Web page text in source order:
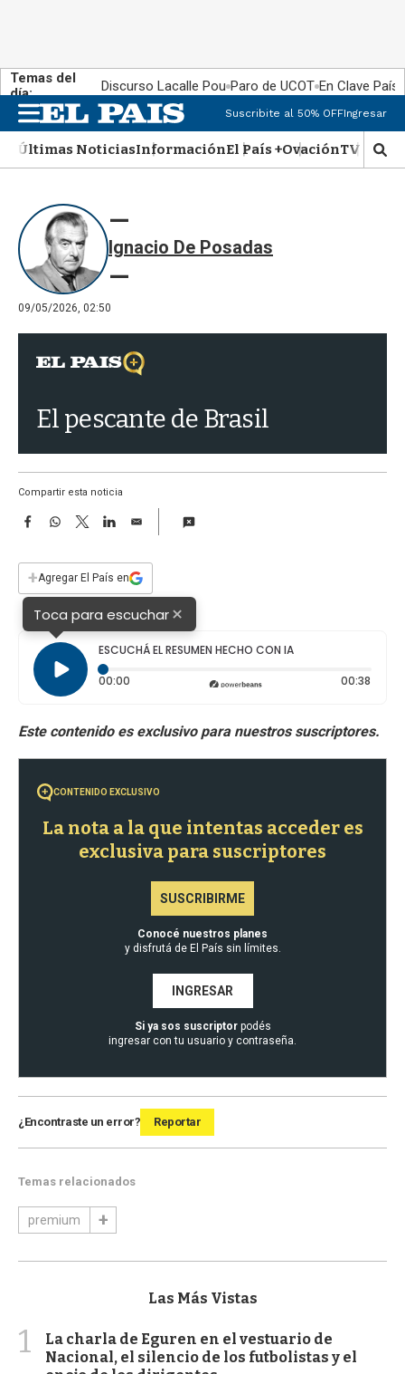
Temas del
día:
Discurso Lacalle Pou Paro de UCOT En Clave País
n
u
Suscribite al 50% OFFIngresar
Últimas NoticiasInformaciónEl País +OvaciónTV Show
M
o
q
Ignacio De Posadas
09/05/2026, 02:50
El pescante de Brasil
Compartir esta noticia
F
e
b
o
o
W
s
p
p
T
w
t
r
L
I
n
E
i
l
+Agregar El País en
Toca para escuchar×
ESCUCHÁ EL RESUMEN HECHO CON IA
00:00 Tiempo transcurrido: 0 segundos 00:38
CONTENIDO EXCLUSIVO
La nota a la que intentas acceder es
exclusiva para suscriptores
SUSCRIBIRME
Conocé nuestros planes
y disfrutá de El País sin límites.
INGRESAR
Si ya sos suscriptorpodés
ingresar con tu usuario y contraseña.
¿Encontraste un error? Reportar
Temas relacionados
premium
Las Más Vistas
1
La charla de Eguren en el vestuario de
Nacional, el silencio de los futbolistas y el